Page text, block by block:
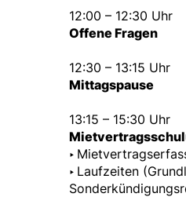
12:00 – 12:30 Uhr
Offene Fragen
12:30 – 13:15 Uhr
Mittagspause
13:15 – 15:30 Uhr
‣
‣ Laufzeiten